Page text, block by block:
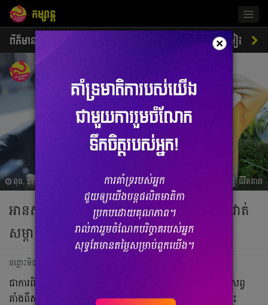
កម្សាន្ត
ព័ត៌មាន ជីវិតតារា ចម្រៀង
ពុធ, 17 មករា 2024 03:03 ជីវិតតារា
អានសម្រង់សម្ដីទាំងនេះរបស់ Jin ហើយ ដូចគ្រវាត់
សម្ពាយស្ត្រេសចោលអស់ពីខ្លួន
ចន្លោះមិនឃើញ
ជាការពិតជីវិតរបស់មនុស្សម្នាក់ៗ ពោរពេញទៅដោយរសជាតិគ្រប់សព្វ
តាំងពីសប្បាយ កើតទុក្ខ លាយឡំគ្នា។ ប៉ុន្តែបើទោះបីជា ត្រូវ​ឡើងចុះ
×